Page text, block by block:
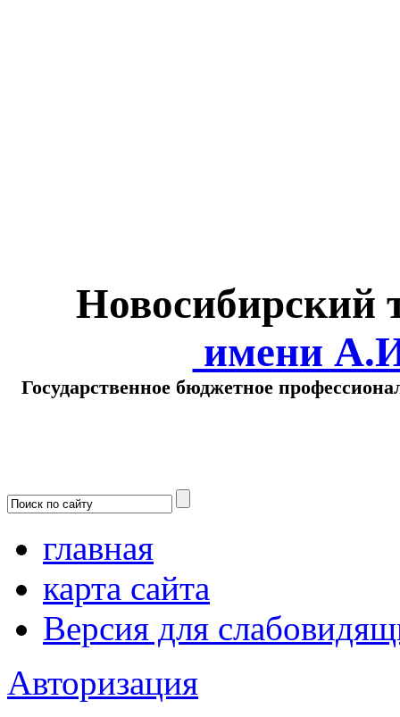
Новосибирский
имени
Государственное бюджетное
главная
карта сайта
Версия для
Авторизация